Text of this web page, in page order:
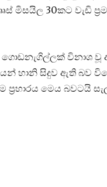
මිසයිල 30කට වැඩි
විනාශ
හානි සිදුව ඇති බව
මෙය බවටයි